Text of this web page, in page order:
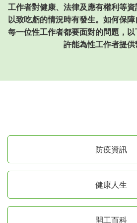
工作者對健康、法律及應有權利等
以致吃虧的情況時有發生。如何保
每一位性工作者都要面對的問題，
許能為性工作者提供
防疫資訊
健康人生
開工百科